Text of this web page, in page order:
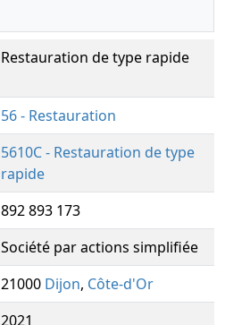
Restauration de type rapide
56 - Restauration
5610C - Restauration de type
rapide
892 893 173
Société par actions simplifiée
21000 Dijon, Côte-d'Or
2021